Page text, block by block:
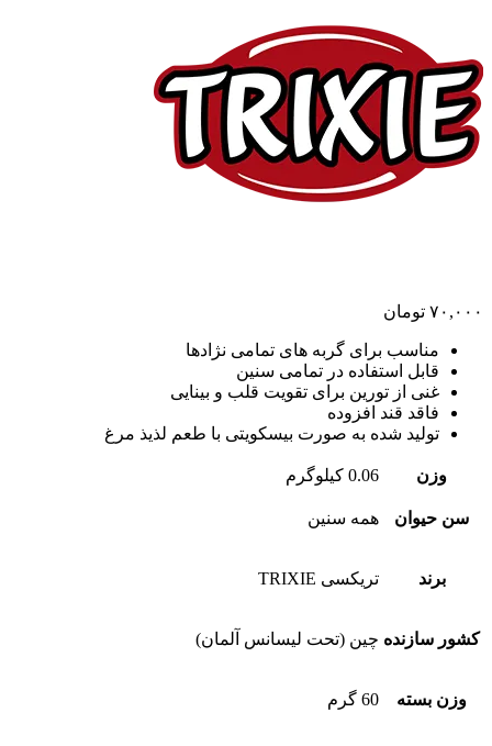
۷۰,۰۰۰ تومان
مناسب برای گربه های تمامی نژادها
قابل استفاده در تمامی سنین
غنی از تورین برای تقویت قلب و بینایی
فاقد قند افزوده
تولید شده به صورت بیسکویتی با طعم لذیذ مرغ
وزن 0.06 کیلوگرم
سن حیوان همه سنین
برند تریکسی TRIXIE
کشور سازنده چین (تحت لیسانس آلمان)
وزن بسته 60 گرم